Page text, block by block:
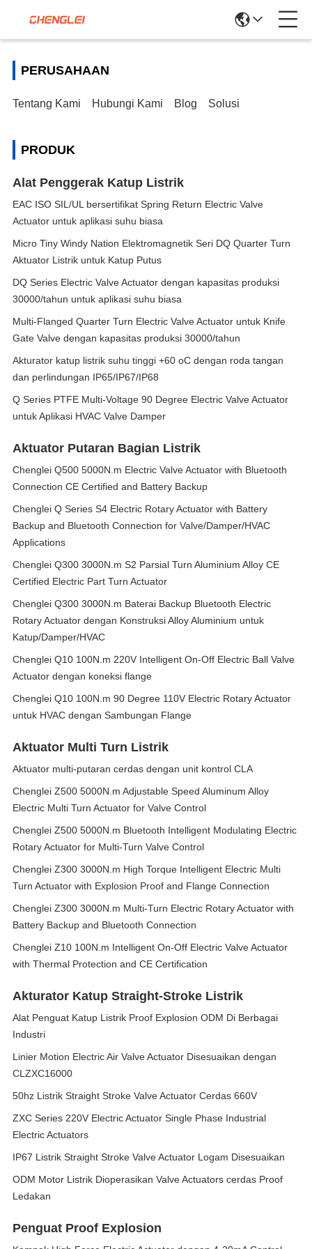
PERUSAHAAN
Tentang Kami Hubungi Kami Blog Solusi
PRODUK
Alat Penggerak Katup Listrik
EAC ISO SIL/UL bersertifikat Spring Return Electric Valve
Actuator untuk aplikasi suhu biasa
Micro Tiny Windy Nation Elektromagnetik Seri DQ Quarter Turn
Aktuator Listrik untuk Katup Putus
DQ Series Electric Valve Actuator dengan kapasitas produksi
30000/tahun untuk aplikasi suhu biasa
Multi-Flanged Quarter Turn Electric Valve Actuator untuk Knife
Gate Valve dengan kapasitas produksi 30000/tahun
Akturator katup listrik suhu tinggi +60 oC dengan roda tangan
dan perlindungan IP65/IP67/IP68
Q Series PTFE Multi-Voltage 90 Degree Electric Valve Actuator
untuk Aplikasi HVAC Valve Damper
Aktuator Putaran Bagian Listrik
Chenglei Q500 5000N.m Electric Valve Actuator with Bluetooth
Connection CE Certified and Battery Backup
Chenglei Q Series S4 Electric Rotary Actuator with Battery
Backup and Bluetooth Connection for Valve/Damper/HVAC
Applications
Chenglei Q300 3000N.m S2 Parsial Turn Aluminium Alloy CE
Certified Electric Part Turn Actuator
Chenglei Q300 3000N.m Baterai Backup Bluetooth Electric
Rotary Actuator dengan Konstruksi Alloy Aluminium untuk
Katup/Damper/HVAC
Chenglei Q10 100N.m 220V Intelligent On-Off Electric Ball Valve
Actuator dengan koneksi flange
Chenglei Q10 100N.m 90 Degree 110V Electric Rotary Actuator
untuk HVAC dengan Sambungan Flange
Aktuator Multi Turn Listrik
Aktuator multi-putaran cerdas dengan unit kontrol CLA
Chenglei Z500 5000N.m Adjustable Speed Aluminum Alloy
Electric Multi Turn Actuator for Valve Control
Chenglei Z500 5000N.m Bluetooth Intelligent Modulating Electric
Rotary Actuator for Multi-Turn Valve Control
Chenglei Z300 3000N.m High Torque Intelligent Electric Multi
Turn Actuator with Explosion Proof and Flange Connection
Chenglei Z300 3000N.m Multi-Turn Electric Rotary Actuator with
Battery Backup and Bluetooth Connection
Chenglei Z10 100N.m Intelligent On-Off Electric Valve Actuator
with Thermal Protection and CE Certification
Akturator Katup Straight-Stroke Listrik
Alat Penguat Katup Listrik Proof Explosion ODM Di Berbagai
Industri
Linier Motion Electric Air Valve Actuator Disesuaikan dengan
CLZXC16000
50hz Listrik Straight Stroke Valve Actuator Cerdas 660V
ZXC Series 220V Electric Actuator Single Phase Industrial
Electric Actuators
IP67 Listrik Straight Stroke Valve Actuator Logam Disesuaikan
ODM Motor Listrik Dioperasikan Valve Actuators cerdas Proof
Ledakan
Penguat Proof Explosion